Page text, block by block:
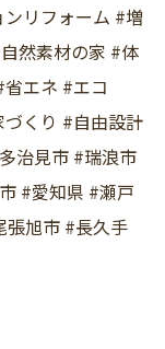
リフォーム #増
然素材の家 #体
エネ #エコ
くり #自由設計
治見市 #瑞浪市
#愛知県 #瀬戸
旭市 #長久手